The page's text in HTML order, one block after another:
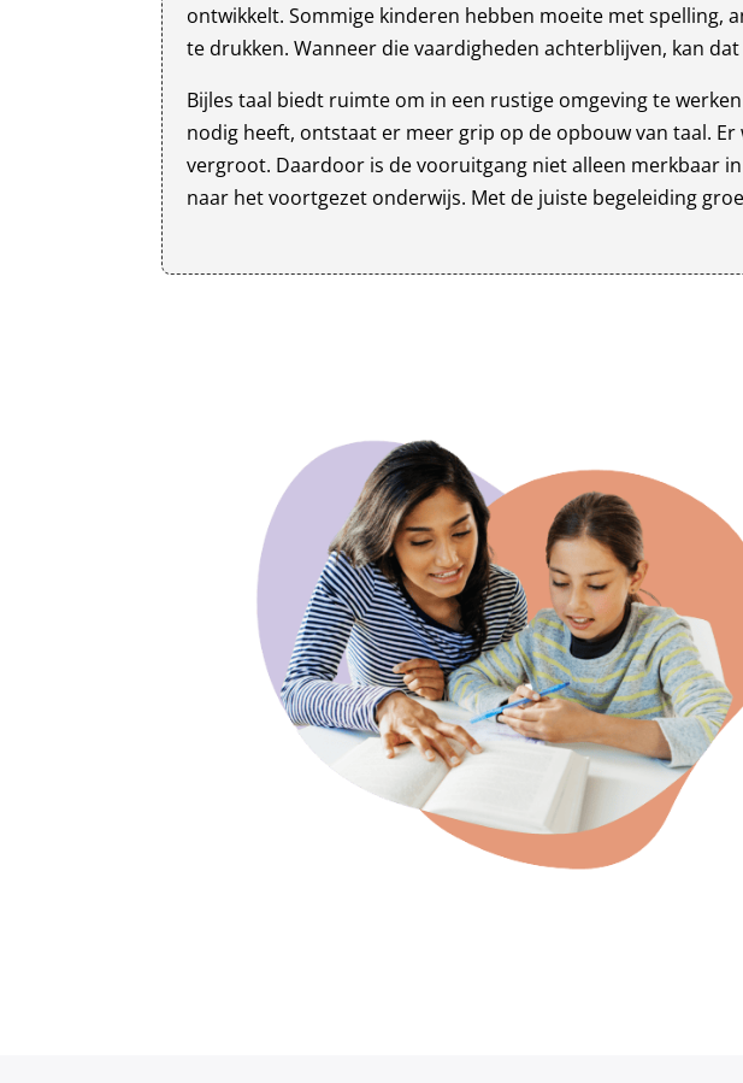
ontwikkelt. Sommige kinderen hebben moeite met spelling,
te drukken. Wanneer die vaardigheden achterblijven, kan
Bijles taal biedt ruimte om in een rustige omgeving te
nodig heeft, ontstaat er meer grip op de opbouw van taal.
vergroot. Daardoor is de vooruitgang niet alleen merkbaar
naar het voortgezet onderwijs. Met de juiste begeleiding